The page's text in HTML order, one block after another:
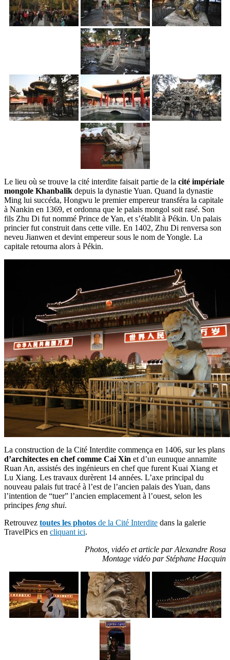
Le lieu où se trouve la cité interdite faisait partie de la cité impériale
mongole Khanbalik depuis la dynastie Yuan. Quand la dynastie
Ming lui succéda, Hongwu le premier empereur transféra la capitale
à Nankin en 1369, et ordonna que le palais mongol soit rasé. Son
fils Zhu Di fut nommé Prince de Yan, et s’établit à Pékin. Un palais
princier fut construit dans cette ville. En 1402, Zhu Di renversa son
neveu Jianwen et devint empereur sous le nom de Yongle. La
capitale retourna alors à Pékin.
La construction de la Cité Interdite commença en 1406, sur les plans
d’architectes en chef comme Cai Xin et d’un eunuque annamite
Ruan An, assistés des ingénieurs en chef que furent Kuai Xiang et
Lu Xiang. Les travaux durèrent 14 années. L’axe principal du
nouveau palais fut tracé à l’est de l’ancien palais des Yuan, dans
l’intention de “tuer” l’ancien emplacement à l’ouest, selon les
principes feng shui.
Retrouvez toutes les photos de la Cité Interdite dans la galerie
TravelPics en cliquant ici.
Photos, vidéo et article par Alexandre Rosa
Montage vidéo par Stéphane Hacquin